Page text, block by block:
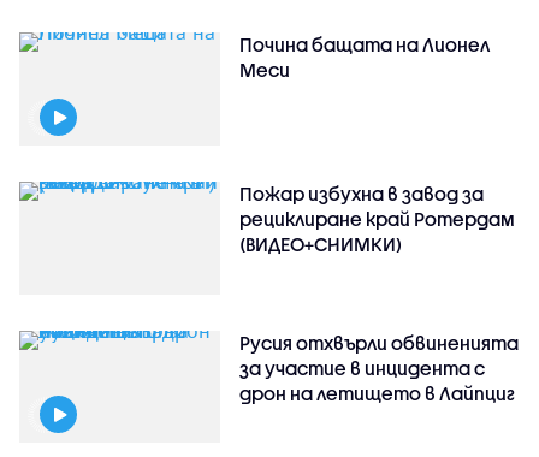
Почина бащата на Лионел
Меси
Пожар избухна в завод за
рециклиране край Ротердам
(ВИДЕО+СНИМКИ)
Русия отхвърли обвиненията
за участие в инцидента с
дрон на летището в Лайпциг